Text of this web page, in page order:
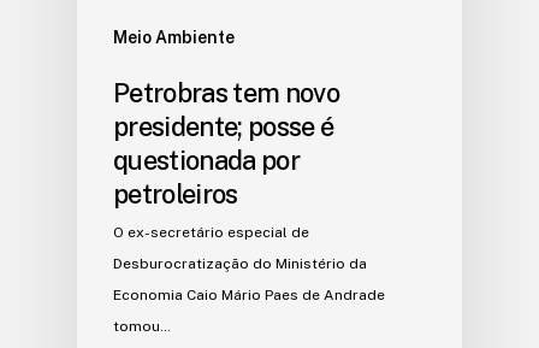
Meio Ambiente
Petrobras tem novo
presidente; posse é
questionada por
petroleiros
O ex-secretário especial de
Desburocratização do Ministério da
Economia Caio Mário Paes de Andrade
tomou…